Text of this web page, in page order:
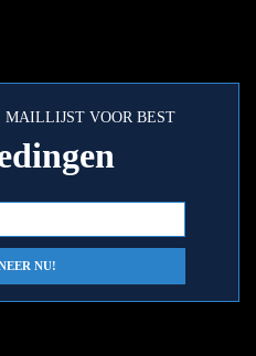
VOOR BEST